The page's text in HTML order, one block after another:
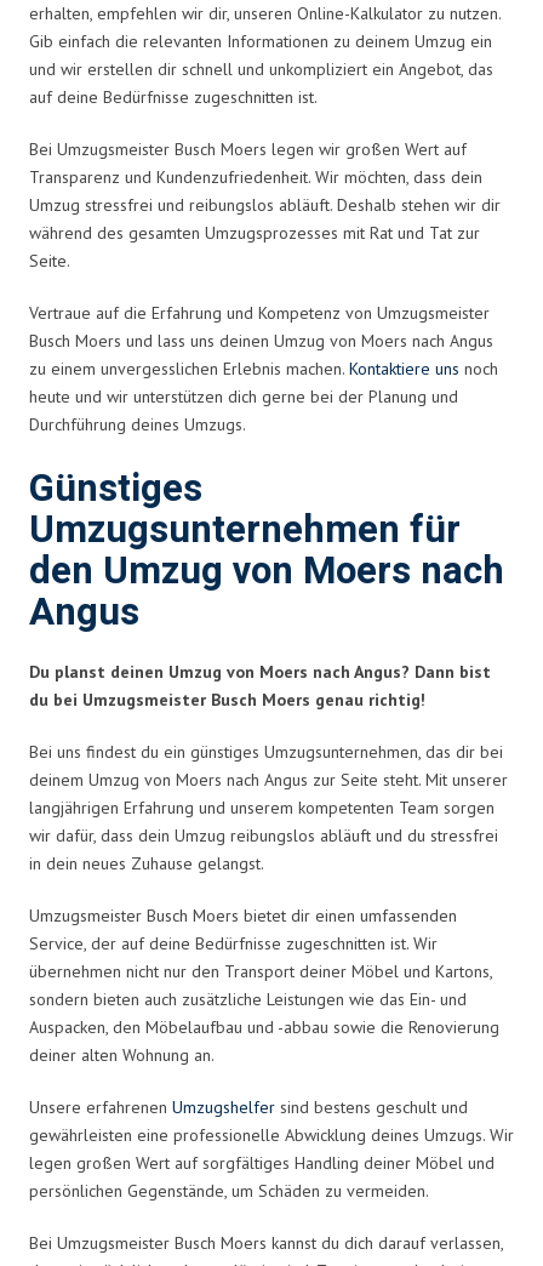
erhalten, empfehlen wir dir, unseren Online-Kalkulator zu nutzen.
Gib einfach die relevanten Informationen zu deinem Umzug ein
und wir erstellen dir schnell und unkompliziert ein Angebot, das
auf deine Bedürfnisse zugeschnitten ist.
Bei Umzugsmeister Busch Moers legen wir großen Wert auf
Transparenz und Kundenzufriedenheit. Wir möchten, dass dein
Umzug stressfrei und reibungslos abläuft. Deshalb stehen wir dir
während des gesamten Umzugsprozesses mit Rat und Tat zur
Seite.
Vertraue auf die Erfahrung und Kompetenz von Umzugsmeister
Busch Moers und lass uns deinen Umzug von Moers nach Angus
zu einem unvergesslichen Erlebnis machen. Kontaktiere uns noch
heute und wir unterstützen dich gerne bei der Planung und
Durchführung deines Umzugs.
Günstiges
Umzugsunternehmen für
den Umzug von Moers nach
Angus
Du planst deinen Umzug von Moers nach Angus? Dann bist
du bei Umzugsmeister Busch Moers genau richtig!
Bei uns findest du ein günstiges Umzugsunternehmen, das dir bei
deinem Umzug von Moers nach Angus zur Seite steht. Mit unserer
langjährigen Erfahrung und unserem kompetenten Team sorgen
wir dafür, dass dein Umzug reibungslos abläuft und du stressfrei
in dein neues Zuhause gelangst.
Umzugsmeister Busch Moers bietet dir einen umfassenden
Service, der auf deine Bedürfnisse zugeschnitten ist. Wir
übernehmen nicht nur den Transport deiner Möbel und Kartons,
sondern bieten auch zusätzliche Leistungen wie das Ein- und
Auspacken, den Möbelaufbau und -abbau sowie die Renovierung
deiner alten Wohnung an.
Unsere erfahrenen Umzugshelfer sind bestens geschult und
gewährleisten eine professionelle Abwicklung deines Umzugs. Wir
legen großen Wert auf sorgfältiges Handling deiner Möbel und
persönlichen Gegenstände, um Schäden zu vermeiden.
Bei Umzugsmeister Busch Moers kannst du dich darauf verlassen,